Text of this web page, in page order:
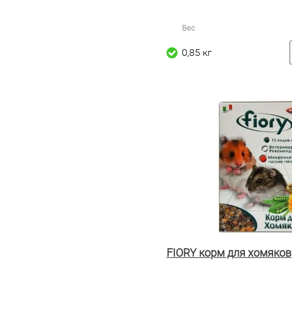
Вес
0,85 кг
FIORY корм для хомяков